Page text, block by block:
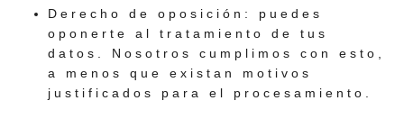
Derecho de oposición: puedes
oponerte al tratamiento de tus
datos. Nosotros cumplimos con esto,
a menos que existan motivos
justificados para el procesamiento.